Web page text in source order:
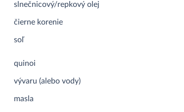
slnečnicový/repkový olej
čierne korenie
soľ
quinoi
vývaru (alebo vody)
masla